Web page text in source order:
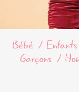
Bébé Enfants
Garçons